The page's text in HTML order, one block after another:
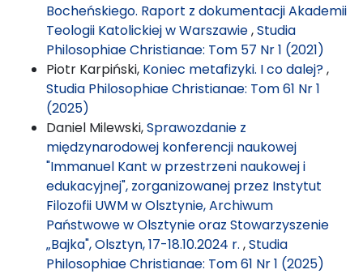
Bocheńskiego. Raport z dokumentacji Akademii
Teologii Katolickiej w Warszawie,Studia
Philosophiae Christianae: Tom 57 Nr 1 (2021)
Piotr Karpiński, Koniec metafizyki. I co dalej?,
Studia Philosophiae Christianae: Tom 61 Nr 1
(2025)
Daniel Milewski,Sprawozdanie z
międzynarodowej konferencji naukowej
"Immanuel Kant w przestrzeni naukowej i
edukacyjnej", zorganizowanej przez Instytut
Filozofii UWM w Olsztynie, Archiwum
Państwowe w Olsztynie oraz Stowarzyszenie
„Bajka", Olsztyn, 17-18.10.2024 r. ,Studia
Philosophiae Christianae: Tom 61 Nr 1 (2025)